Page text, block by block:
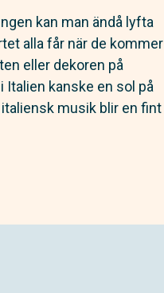
kan man ändå lyfta
alla får när de kommer
eller dekoren på
kanske en sol på
musik blir en fint